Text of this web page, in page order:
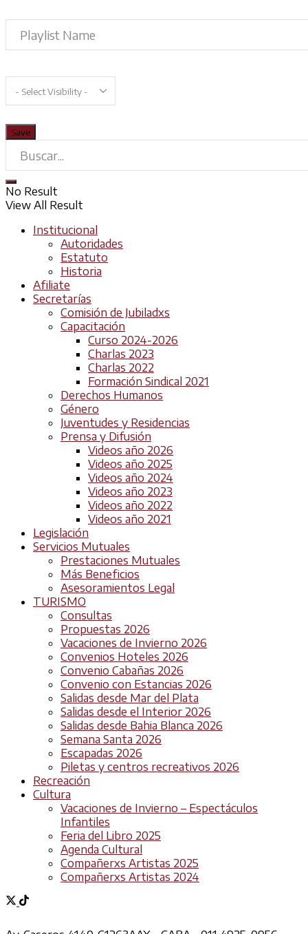
No Result
View All Result
Institucional
Autoridades
Estatuto
Historia
Afiliate
Secretarías
Comisión de Jubiladxs
Capacitación
Curso 2024-2026
Charlas 2023
Charlas 2022
Formación Sindical 2021
Derechos Humanos
Género
Juventudes y Residencias
Prensa y Difusión
Videos año 2026
Videos año 2025
Videos año 2024
Videos año 2023
Videos año 2022
Videos año 2021
Legislación
Servicios Mutuales
Prestaciones Mutuales
Más Beneficios
Asesoramientos Legal
TURISMO
Consultas
Propuestas 2026
Vacaciones de Invierno 2026
Convenios Hoteles 2026
Convenio Cabañas 2026
Convenio con Estancias 2026
Salidas desde Mar del Plata
Salidas desde el Interior 2026
Salidas desde Bahia Blanca 2026
Semana Santa 2026
Escapadas 2026
Piletas y centros recreativos 2026
Recreación
Cultura
Vacaciones de Invierno – Espectáculos
Infantiles
Feria del Libro 2025
Agenda Cultural
Compañerxs Artistas 2025
Compañerxs Artistas 2024